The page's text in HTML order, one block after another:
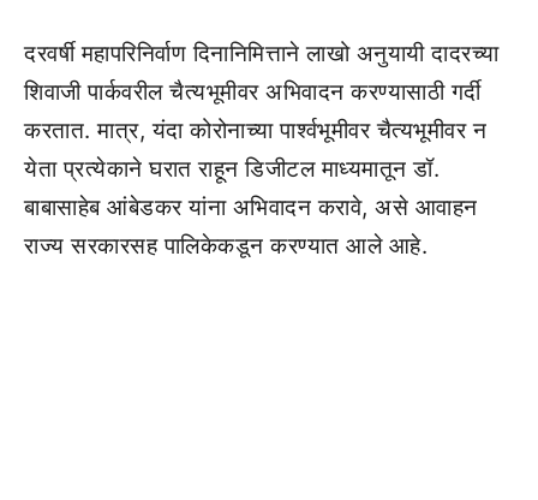
दरवर्षी महापरिनिर्वाण दिनानिमित्ताने लाखो अनुयायी दादरच्या
शिवाजी पार्कवरील चैत्यभूमीवर अभिवादन करण्यासाठी गर्दी
करतात. मात्र, यंदा कोरोनाच्या पार्श्वभूमीवर चैत्यभूमीवर न
येता प्रत्येकाने घरात राहून डिजीटल माध्यमातून डॉ.
बाबासाहेब आंबेडकर यांना अभिवादन करावे, असे आवाहन
राज्य सरकारसह पालिकेकडून करण्यात आले आहे.